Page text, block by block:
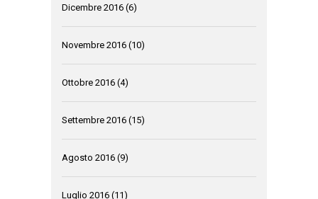
Dicembre 2016 (6)
Novembre 2016 (10)
Ottobre 2016 (4)
Settembre 2016 (15)
Agosto 2016 (9)
Luglio 2016 (11)